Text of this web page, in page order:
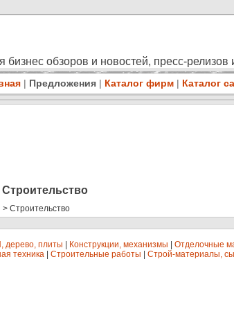
бизнес обзоров и новостей, пресс-
| Предложения | Каталог фирм | Каталог
> Строительство
дерево, плиты Конструкции, механизмы Отделочные
техника Строительные работы Строй-материалы,